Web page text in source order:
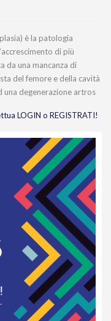
è la patologia
di più
da una mancanza di
del femore e della cavità
una degenerazione artros
LOGIN o REGISTRATI!